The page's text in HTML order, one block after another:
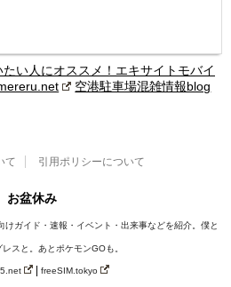
い人にオススメ！エキサイトモバイ
空港駐車場混雑情報blog
て 引用ポリシーについて
お盆休み
ガイド・速報・イベント・出来事などを紹介。僕と
スと。あとポケモンGOも。
| freeSIM.tokyo